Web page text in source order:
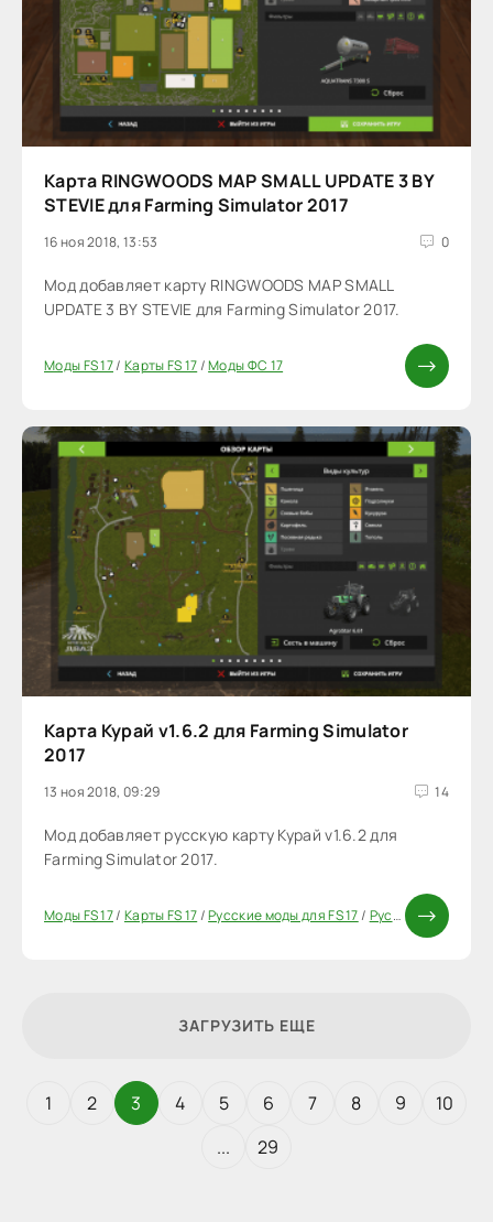
Карта RINGWOODS MAP SMALL UPDATE 3 BY
STEVIE для Farming Simulator 2017
16 ноя 2018, 13:53 0
Мод добавляет карту RINGWOODS MAP SMALL
UPDATE 3 BY STEVIE для Farming Simulator 2017.
Моды FS 17/ Карты FS 17/Моды ФС 17
Карта Курай v1.6.2 для Farming Simulator
2017
13 ноя 2018, 09:29 14
Мод добавляет русскую карту Курай v1.6.2 для
Farming Simulator 2017.
Моды FS 17/ Карты FS 17/Русские моды для FS 17/ Русские карты для FS 17
ЗАГРУЗИТЬ ЕЩЕ
1 2 3 4 5 6 7 8 9
10
...
29